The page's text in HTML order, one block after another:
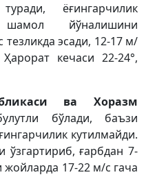
ёғингарчилик
йўналишини
тезликда эсади, 12-17 м/
кечаси 22-24°,
ва Хоразм
бўлади, баъзи
кутилмайди.
ғарбдан 7-
жойларда 17-22 м/с гача